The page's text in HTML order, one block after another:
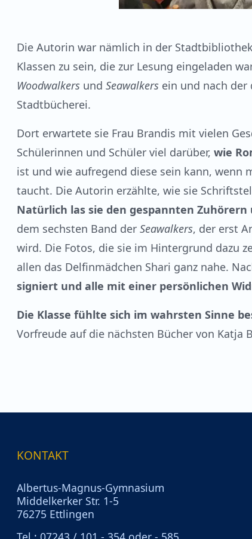
Die Autorin war nämlich in der
Klassen zu sein, die zur Lesung eingeladen
Woodwalkers und Seawalkers ein und nach
Stadtbücherei.
Dort erwartete sie Frau Brandis mit vielen
Schülerinnen und Schüler viel darüber, wie
ist und wie aufregend diese sein kann, wenn
taucht. Die Autorin erzählte, wie sie
Natürlich las sie den gespannten
dem sechsten Band der Seawalkers, der erst
wird. Die Fotos, die sie im Hintergrund dazu
allen das Delfinmädchen Shari ganz nahe.
signiert und alle mit einer persönlichen
Die Klasse fühlte sich im wahrsten Sinne
Vorfreude auf die nächsten Bücher von Katja
KONTAKT
Albertus-Magnus-Gymnasium
Middelkerker Str. 1-5
76275 Ettlingen